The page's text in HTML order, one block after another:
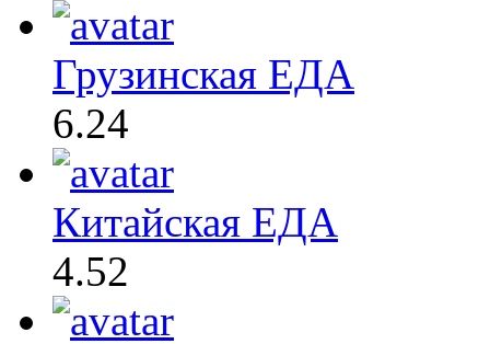
Грузинская ЕДА
6.24
Китайская ЕДА
4.52